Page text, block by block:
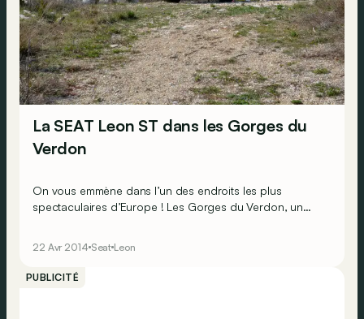
La SEAT Leon ST dans les Gorges du
Verdon
On vous emmène dans l’un des endroits les plus
spectaculaires d’Europe ! Les Gorges du Verdon, un
Préalpes de Digne. Notre monture du jour ? La nouvelle
Seat Leon ST, équipée du moteur 1.6 TDI 105.
22 Avr 2014 Seat Leon
PUBLICITÉ